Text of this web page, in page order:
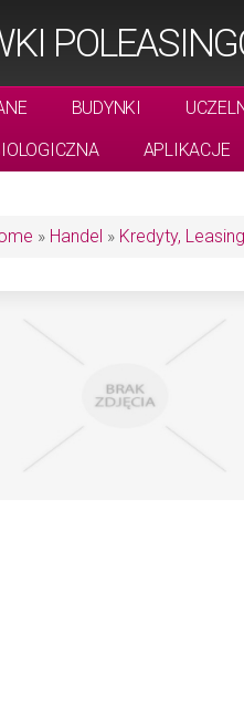
BUDYNKI
APLIKACJE
» Handel » Kredyty, Leasing